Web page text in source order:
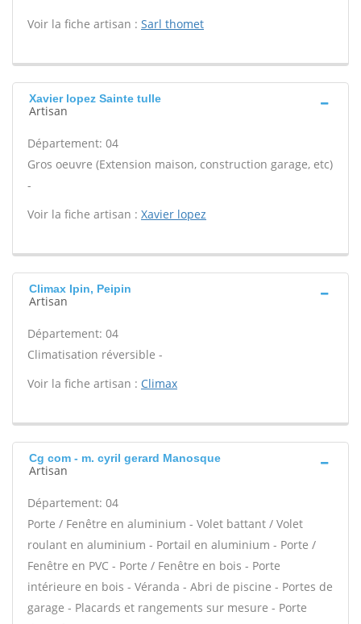
Voir la fiche artisan : Sarl thomet
Xavier lopez Sainte tulle
Artisan
Département: 04
Gros oeuvre (Extension maison, construction garage, etc)
-
Voir la fiche artisan : Xavier lopez
Climax Ipin, Peipin
Artisan
Département: 04
Climatisation réversible -
Voir la fiche artisan : Climax
Cg com - m. cyril gerard Manosque
Artisan
Département: 04
Porte / Fenêtre en aluminium - Volet battant / Volet
roulant en aluminium - Portail en aluminium - Porte /
Fenêtre en PVC - Porte / Fenêtre en bois - Porte
intérieure en bois - Véranda - Abri de piscine - Portes de
garage - Placards et rangements sur mesure - Porte